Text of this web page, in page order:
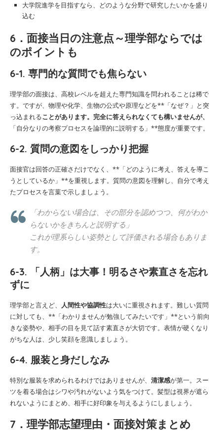
大学院進学を目指すなら、どのような分野で研究したいかを盛り
込む
6．面接当日の注意点～理学部ならでは
のポイントも
6-1. 専門的な質問でも焦らない
理学部の面接は、高校レベルを超えた専門知識を問われることは稀で
す。ですが、物理や化学、生物の公式や原理などを**「なぜ？」と突
っ込まれることがあります。完全に答えられなくても構いませんが、
「自分なりの考察プロセスを論理的に説明する」**態度が重要です。
6-2. 質問の意図をしっかり把握
面接官は回答の正確さだけでなく、**「どのように考え、答えを導こ
うとしているか」**を重視します。質問の意図を理解し、自分で考え
たプロセスを言葉で示しましょう。
「わからない場合は、その部分を認めつつ、何がわか
らないかをきちんと説明する」
これが理系らしい姿勢として評価される場合もありま
す。
6-3. 「人柄」は大事！明るさや素直さを忘れ
ずに
理学部と言えど、 人間性や協調性は大いに重視されます。難しい質問
に対しても、**「わかりませんが勉強してみたいです」**という前向
きな姿勢や、相手の目を見て話す素直さが大切です。表情が硬くなり
がちな人は、少し笑顔を意識しましょう。
6-4. 服装と身だしなみ
特別な服装を求められるわけではありませんが、 清潔感が第一。スー
ツを着る場合はシワや汚れがないよう気をつけて。髪型は視界が遮ら
れないようにまとめ、相手に好印象を与えるようにしましょう。
7．理学部志望理由・面接対策まとめ